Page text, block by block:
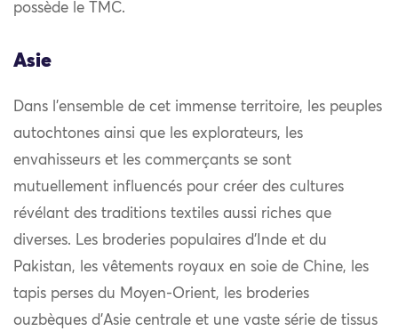
possède le TMC.
Asie
Dans l’ensemble de cet immense territoire, les peuples
autochtones ainsi que les explorateurs, les
envahisseurs et les commerçants se sont
mutuellement influencés pour créer des cultures
révélant des traditions textiles aussi riches que
diverses. Les broderies populaires d’Inde et du
Pakistan, les vêtements royaux en soie de Chine, les
tapis perses du Moyen-Orient, les broderies
ouzbèques d’Asie centrale et une vaste série de tissus